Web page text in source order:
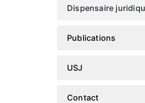
Dispensaire
Publications
USJ
Contact